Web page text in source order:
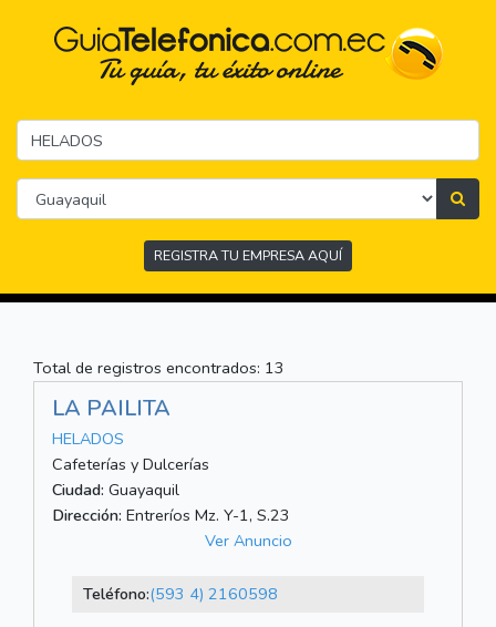
REGISTRA TU EMPRESA AQUÍ
Total de registros encontrados: 13
LA PAILITA
HELADOS
Cafeterías y Dulcerías
Ciudad: Guayaquil
Dirección: Entreríos Mz. Y-1, S.23
Ver Anuncio
Teléfono:(593 4) 2160598